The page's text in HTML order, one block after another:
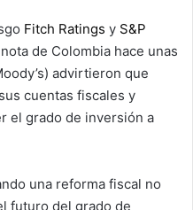
Fitch Ratings y S&P
de Colombia hace unas
advirtieron que
cuentas fiscales y
el grado de inversión a
una reforma fiscal no
futuro del grado de